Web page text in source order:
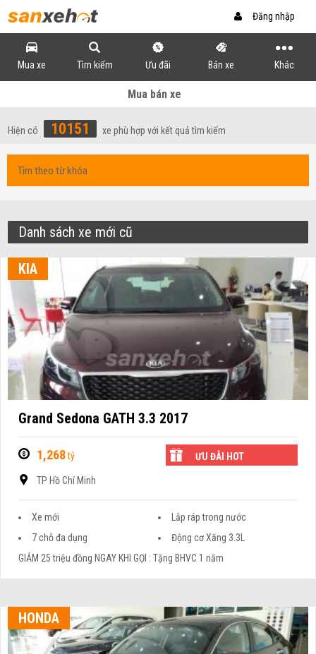
Đăng nhập
Mua xe Tìm kiếm Ưu đãi Bán xe Khác
Mua bán xe
Hiện có 10151 xe phù hợp với kết quả tìm kiếm
Danh sách xe mới cũ
KIA
Grand Sedona GATH 3.3 2017
1,268tỷ ƯU ĐÃI HOT
TP Hồ Chí Minh
Xe mới
Lắp ráp trong nước
7 chỗ đa dụng
Động cơ Xăng 3.3L
GIẢM 25 triệu đồng NGAY KHI GỌI : Tặng BHVC 1 năm
HONDA